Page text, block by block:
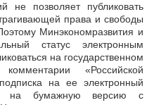
не позволяет публиковать
права и свободы
Минэкономразвития и
статус электронным
на государственном
«Российской
на ее электронный
на бумажную версию с